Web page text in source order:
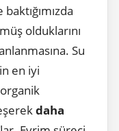
olduklarını
Su
en iyi
daha